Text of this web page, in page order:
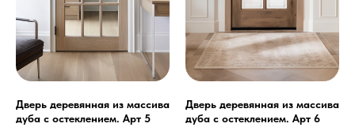
Дверь деревянная из массива
дуба с остеклением. Арт 5
Дверь деревянная из массива
дуба с остеклением. Арт 6